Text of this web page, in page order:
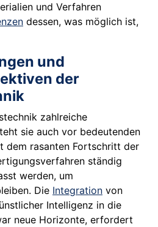
und Verfahren
dessen, was möglich ist,
und
der
zahlreiche
sie auch vor bedeutenden
dem rasanten Fortschritt der
ständig
werden, um
Die Integration von
Intelligenz in die
neue Horizonte, erfordert